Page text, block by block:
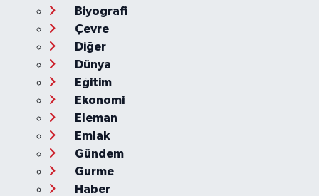
Biyografi
Çevre
Diğer
Dünya
Eğitim
Ekonomi
Eleman
Emlak
Gündem
Gurme
Haber